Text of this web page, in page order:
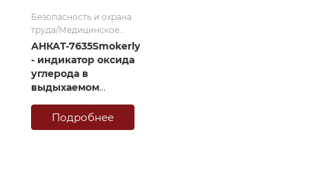
Безопасность и охрана
труда/Медицинское
оборудование/
Газоанализаторы-
индикаторы
АНКАТ-7635Smokerlyzer
- индикатор оксида
углерода в
выдыхаемом
Подробнее